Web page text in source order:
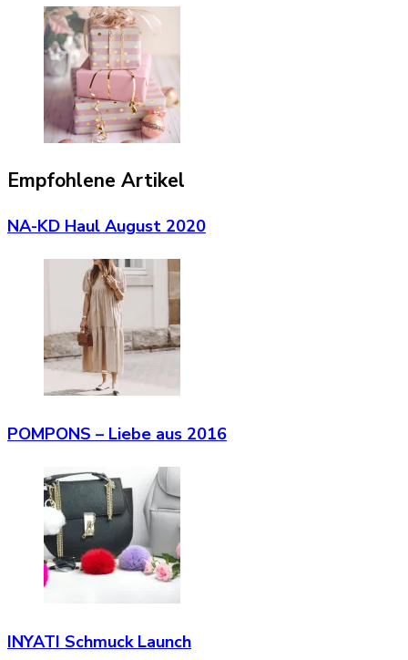
Empfohlene Artikel
NA-KD Haul August 2020
POMPONS – Liebe aus 2016
INYATI Schmuck Launch